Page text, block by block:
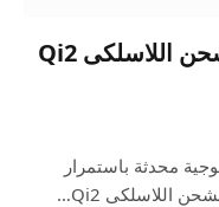
سلسلة آيفون 15 تعمل مع الشحن اللاسلكى Qi2
محدثة باستمرار